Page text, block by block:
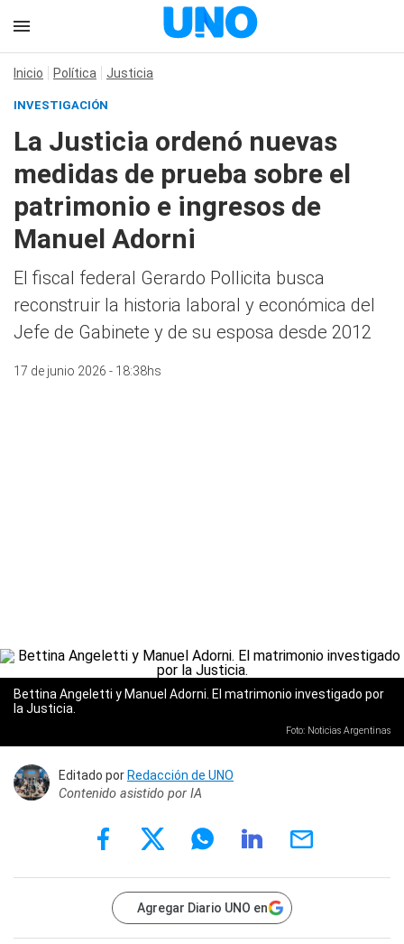
Inicio Política Justicia
INVESTIGACIÓN
La Justicia ordenó nuevas
medidas de prueba sobre el
patrimonio e ingresos de
Manuel Adorni
El fiscal federal Gerardo Pollicita busca
reconstruir la historia laboral y económica del
Jefe de Gabinete y de su esposa desde 2012
17 de junio 2026 - 18:38hs
Bettina Angeletti y Manuel Adorni. El matrimonio investigado por
la Justicia.
Foto: Noticias Argentinas
Editado porRedacción de UNO
Contenido asistido por IA
Agregar Diario UNO en